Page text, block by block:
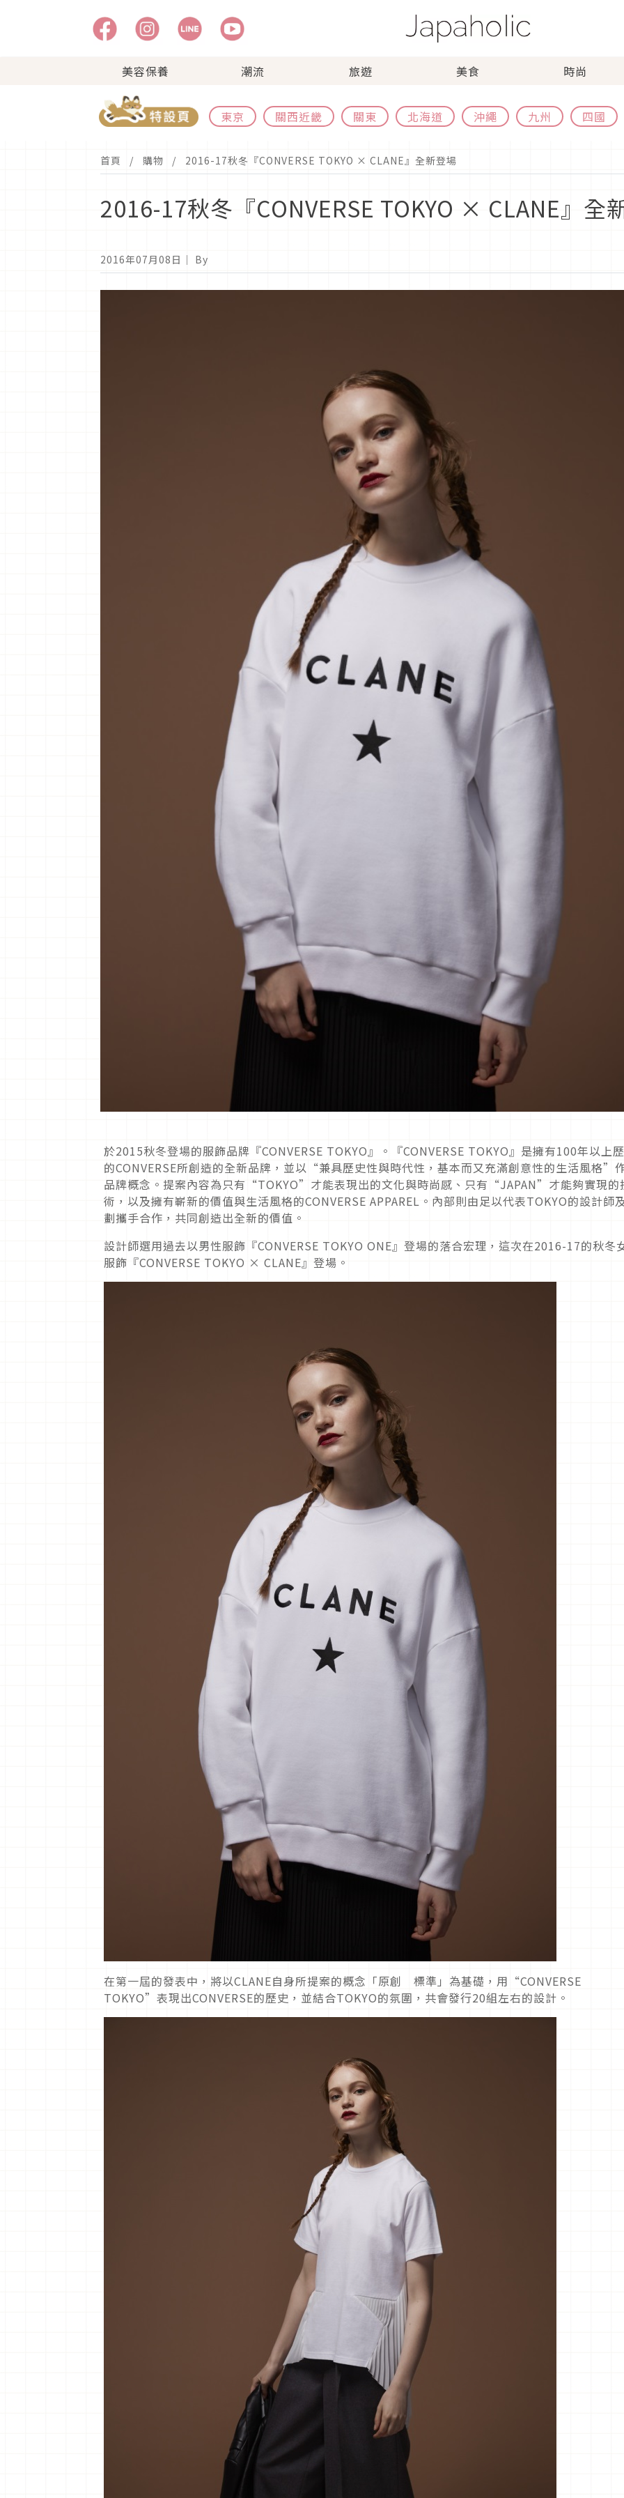
美容保養 潮流 旅遊 美食 時尚
東京 關西近畿 關東 北海道 沖繩 九州 四國
首頁 購物 2016-17秋冬『CONVERSE TOKYO × CLANE』全新登場
2016-17秋冬『CONVERSE TOKYO × CLANE』全
2016年07月08日 ｜ By
於2015秋冬登場的服飾品牌『CONVERSE TOKYO』。『CONVERSE TOKYO』是擁有100年以上
的CONVERSE所創造的全新品牌，並以“兼具歷史性與時代性，基本而又充滿創意性的生活風格”
品牌概念。提案內容為只有“TOKYO”才能表現出的文化與時尚感、只有“JAPAN”才能夠實現的
術，以及擁有嶄新的價值與生活風格的CONVERSE APPAREL。內部則由足以代表TOKYO的設計師
劃攜手合作，共同創造出全新的價值。
設計師選用過去以男性服飾『CONVERSE TOKYO ONE』登場的落合宏理，這次在2016-17的秋冬
服飾『CONVERSE TOKYO × CLANE』登場。
在第一屆的發表中，將以CLANE自身所提案的概念「原創 標準」為基礎，用“CONVERSE
TOKYO”表現出CONVERSE的歷史，並結合TOKYO的氛圍，共會發行20組左右的設計。